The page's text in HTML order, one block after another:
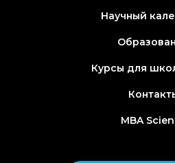
Научный
Курсы для
MBA